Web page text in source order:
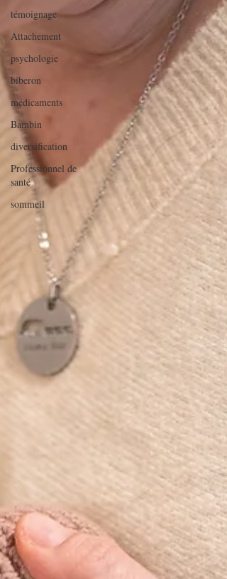
témoignage
Attachement
psychologie
biberon
médicaments
Bambin
diversification
Professionnel de
santé
sommeil